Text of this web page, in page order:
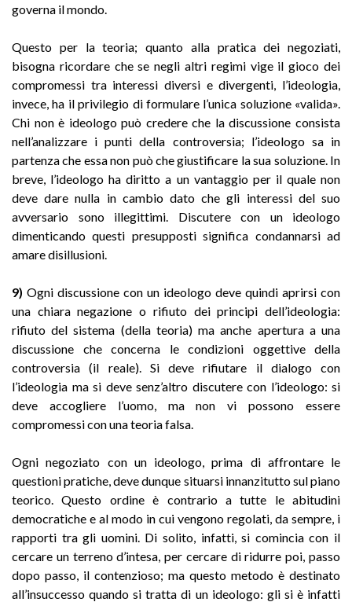
governa il mondo.
Questo per la teoria; quanto alla pratica dei negoziati,
bisogna ricordare che se negli altri regimi vige il gioco dei
compromessi tra interessi diversi e divergenti, l’ideologia,
invece, ha il privilegio di formulare l’unica soluzione «valida».
Chi non è ideologo può credere che la discussione consista
nell’analizzare i punti della controversia; l’ideologo sa in
partenza che essa non può che giustificare la sua soluzione. In
breve, l’ideologo ha diritto a un vantaggio per il quale non
deve dare nulla in cambio dato che gli interessi del suo
avversario sono illegittimi. Discutere con un ideologo
dimenticando questi presupposti significa condannarsi ad
amare disillusioni.
9) Ogni discussione con un ideologo deve quindi aprirsi con
una chiara negazione o rifiuto dei principi dell’ideologia:
rifiuto del sistema (della teoria) ma anche apertura a una
discussione che concerna le condizioni oggettive della
controversia (il reale). Si deve rifiutare il dialogo con
l’ideologia ma si deve senz’altro discutere con l’ideologo: si
deve accogliere l’uomo, ma non vi possono essere
compromessi con una teoria falsa.
Ogni negoziato con un ideologo, prima di affrontare le
questioni pratiche, deve dunque situarsi innanzitutto sul piano
teorico. Questo ordine è contrario a tutte le abitudini
democratiche e al modo in cui vengono regolati, da sempre, i
rapporti tra gli uomini. Di solito, infatti, si comincia con il
cercare un terreno d’intesa, per cercare di ridurre poi, passo
dopo passo, il contenzioso; ma questo metodo è destinato
all’insuccesso quando si tratta di un ideologo: gli si è infatti